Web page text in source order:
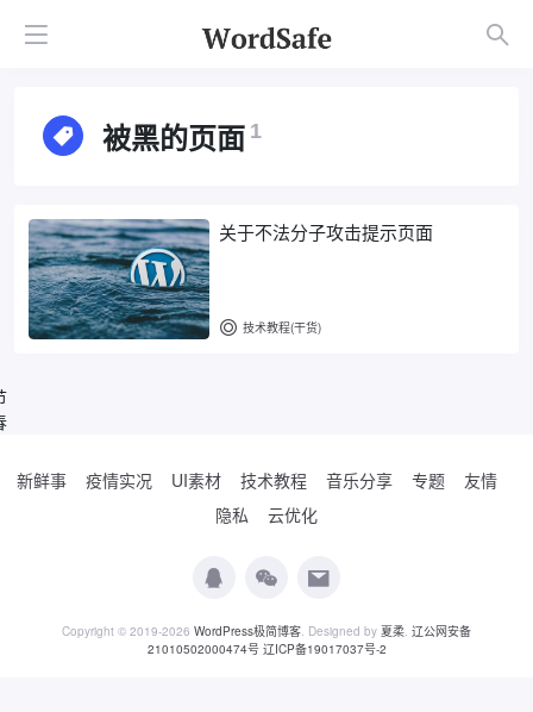
被黑的页面 1
关于不法分子攻击提示页面
技术教程(干货)
新鲜事 疫情实况 UI素材 技术教程 音乐分享 专题
友情
隐私
云优化
Copyright © 2019-2026 WordPress极简博客. Designed by 夏柔. 辽公网安备
21010502000474号 辽ICP备19017037号-2